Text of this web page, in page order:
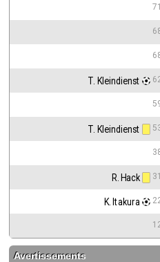
T. Kleindienst
T. Kleindienst
R. Hack
K. Itakura
Avertissements